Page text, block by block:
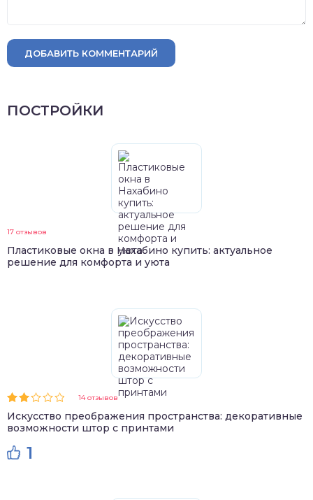
ДОБАВИТЬ КОММЕНТАРИЙ
ПОСТРОЙКИ
17 отзывов
Пластиковые окна в Нахабино купить: актуальное
решение для комфорта и уюта
14 отзывов
Искусство преображения пространства: декоративные
возможности штор с принтами
1